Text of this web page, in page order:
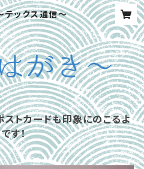
テックス通信～
トカードも印象にのこるよ
す！